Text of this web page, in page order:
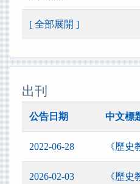
[ 全部展開 ]
出刊
公告日期 中文標
2022-06-28 《歷史
2026-02-03 《歷史